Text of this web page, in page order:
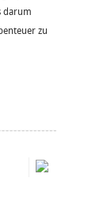
darum
zu